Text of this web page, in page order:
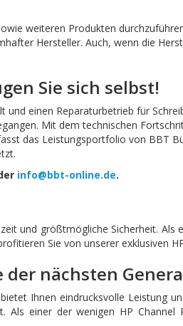
weiteren Produkten
Hersteller. Auch, wenn die
Sie sich selbst!
und einen Reparaturbetrieb für
Mit dem technischen
das Leistungsportfolio von BBT
info@bbt-online.de.
und größtmögliche Sicherheit. Als
Sie von unserer exklusiven
der nächsten
Ihnen eindrucksvolle Leistung
Als einer der wenigen HP